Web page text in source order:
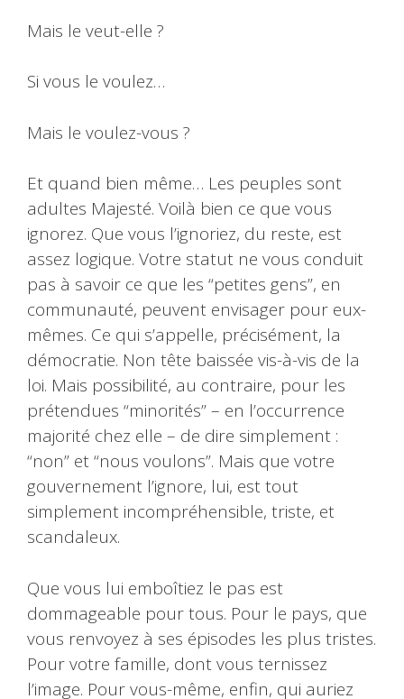
Mais le veut-elle ?
Si vous le voulez…
Mais le voulez-vous ?
Et quand bien même… Les peuples sont
adultes Majesté. Voilà bien ce que vous
ignorez. Que vous l’ignoriez, du reste, est
assez logique. Votre statut ne vous conduit
pas à savoir ce que les “petites gens”, en
communauté, peuvent envisager pour eux-
mêmes. Ce qui s’appelle, précisément, la
démocratie. Non tête baissée vis-à-vis de la
loi. Mais possibilité, au contraire, pour les
prétendues “minorités” – en l’occurrence
majorité chez elle – de dire simplement :
“non” et “nous voulons”. Mais que votre
gouvernement l’ignore, lui, est tout
simplement incompréhensible, triste, et
scandaleux.
Que vous lui emboîtiez le pas est
dommageable pour tous. Pour le pays, que
vous renvoyez à ses épisodes les plus tristes.
Pour votre famille, dont vous ternissez
l’image. Pour vous-même, enfin, qui auriez